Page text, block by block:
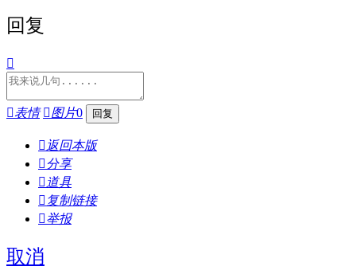
回复

表情 图片0
 返回本版
分享
 道具
 复制链接
举报
取消